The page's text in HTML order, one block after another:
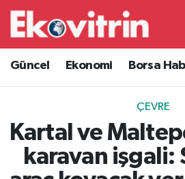
Güncel Ekonomi Borsa
ÇEVRE
Kartal ve
karavan işgali:
Güncel
Ekonomi
Borsa Haberleri
İş Dünyası
Hava Durumu
Trafik Durumu
Süper Lig Puan Durumu ve
Tüm Manşetler